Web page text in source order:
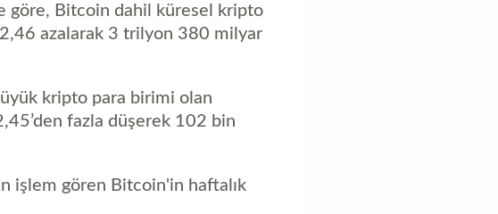
göre, Bitcoin dahil küresel kripto
2,46 azalarak 3 trilyon 380 milyar
kripto para birimi olan
fazla düşerek 102 bin
işlem gören Bitcoin'in haftalık